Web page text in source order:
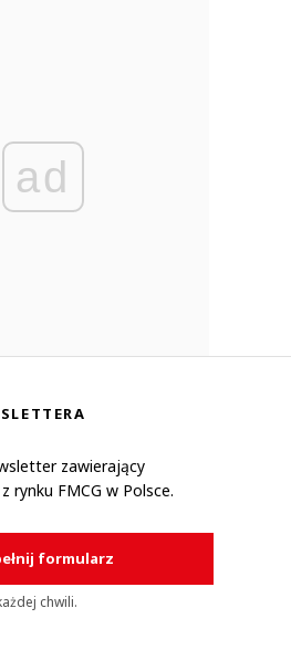
ad
zawierający
rynku FMCG w Polsce.
formularz
chwili.